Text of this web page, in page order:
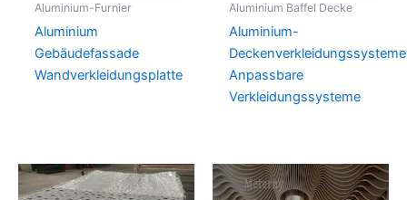
Aluminium-Furnier
Aluminium
Gebäudefassade
Wandverkleidungsplatte
Aluminium Baffel Decke
Aluminium-
Deckenverkleidungssysteme
Anpassbare
Verkleidungssysteme